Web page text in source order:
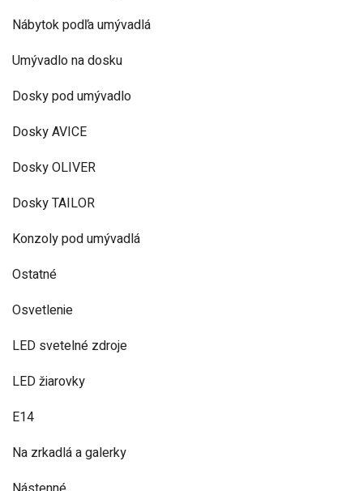
Nábytok podľa umývadlá
Umývadlo na dosku
Dosky pod umývadlo
Dosky AVICE
Dosky OLIVER
Dosky TAILOR
Konzoly pod umývadlá
Ostatné
Osvetlenie
LED svetelné zdroje
LED žiarovky
E14
Na zrkadlá a galerky